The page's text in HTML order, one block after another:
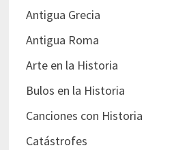
Antigua Grecia
Antigua Roma
Arte en la Historia
Bulos en la Historia
Canciones con Historia
Catástrofes